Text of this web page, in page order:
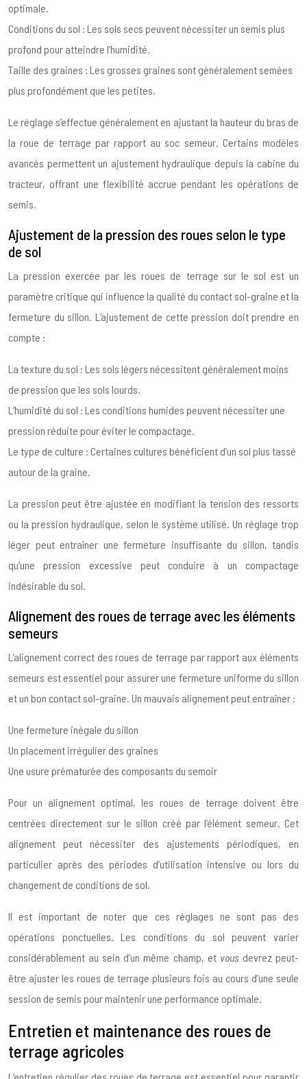
optimale.
Conditions du sol : Les sols secs peuvent nécessiter un semis plus
profond pour atteindre l’humidité.
Taille des graines : Les grosses graines sont généralement semées
plus profondément que les petites.
Le réglage s’effectue généralement en ajustant la hauteur du bras de
la roue de terrage par rapport au soc semeur. Certains modèles
avancés permettent un ajustement hydraulique depuis la cabine du
tracteur, offrant une flexibilité accrue pendant les opérations de
semis.
Ajustement de la pression des roues selon le type
de sol
La pression exercée par les roues de terrage sur le sol est un
paramètre critique qui influence la qualité du contact sol-graine et la
fermeture du sillon. L’ajustement de cette pression doit prendre en
compte :
La texture du sol : Les sols légers nécessitent généralement moins
de pression que les sols lourds.
L’humidité du sol : Les conditions humides peuvent nécessiter une
pression réduite pour éviter le compactage.
Le type de culture : Certaines cultures bénéficient d’un sol plus tassé
autour de la graine.
La pression peut être ajustée en modifiant la tension des ressorts
ou la pression hydraulique, selon le système utilisé. Un réglage trop
léger peut entraîner une fermeture insuffisante du sillon, tandis
qu’une pression excessive peut conduire à un compactage
indésirable du sol.
Alignement des roues de terrage avec les éléments
semeurs
L’alignement correct des roues de terrage par rapport aux éléments
semeurs est essentiel pour assurer une fermeture uniforme du sillon
et un bon contact sol-graine. Un mauvais alignement peut entraîner :
Une fermeture inégale du sillon
Un placement irrégulier des graines
Une usure prématurée des composants du semoir
Pour un alignement optimal, les roues de terrage doivent être
centrées directement sur le sillon créé par l’élément semeur. Cet
alignement peut nécessiter des ajustements périodiques, en
particulier après des périodes d’utilisation intensive ou lors du
changement de conditions de sol.
Il est important de noter que ces réglages ne sont pas des
opérations ponctuelles. Les conditions du sol peuvent varier
considérablement au sein d’un même champ, et vousdevrez peut-
être ajuster les roues de terrage plusieurs fois au cours d’une seule
session de semis pour maintenir une performance optimale.
Entretien et maintenance des roues de
terrage agricoles